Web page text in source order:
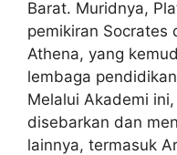
Barat. Muridnya,
pemikiran Socrates
Athena, yang
lembaga
Melalui Akademi
disebarkan dan
lainnya, termasuk